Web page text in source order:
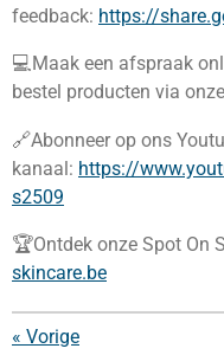
feedback: https://
💻Maak een afspraak
bestel producten via
🔗Abonneer op ons
kanaal: https://
s2509
🏆Ontdek onze Spot On
skincare.be
« Vorige